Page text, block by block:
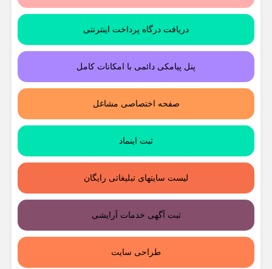
دریافت درگاه پرداخت اینترنتی
پنل پیامکی دائمی با امکانات کامل
صفحه اختصاصی مشاغل
ثبت اینماد
لیست سایتهای تبلیغاتی رایگان
ثبت آگهی خدمات آرایشی
طراحی سایت